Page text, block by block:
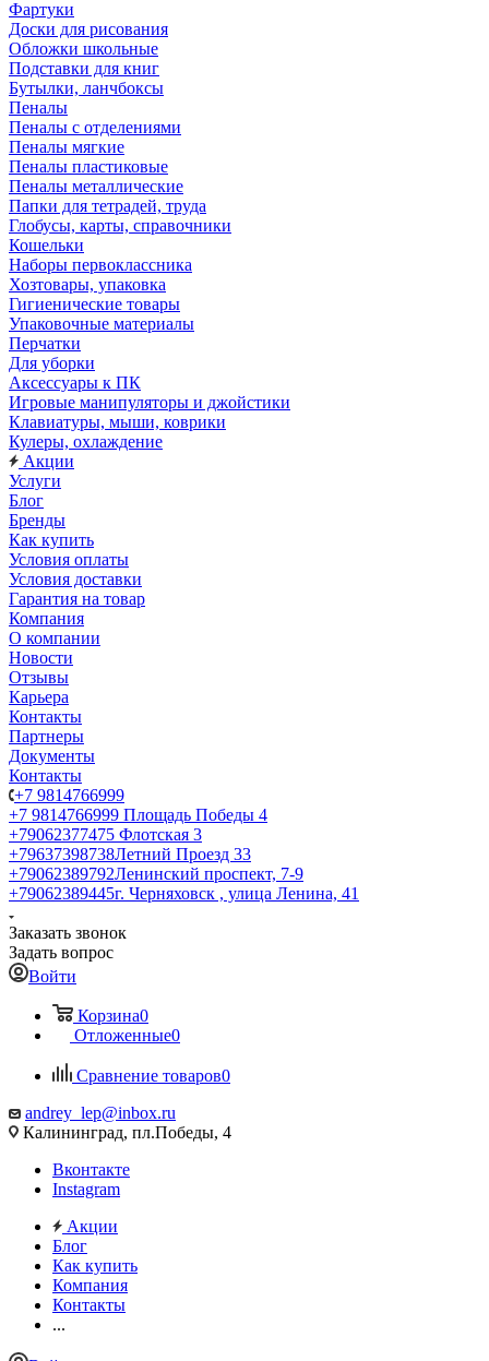
Фартуки
Доски для рисования
Обложки школьные
Подставки для книг
Бутылки, ланчбоксы
Пеналы
Пеналы с отделениями
Пеналы мягкие
Пеналы пластиковые
Пеналы металлические
Папки для тетрадей, труда
Глобусы, карты, справочники
Кошельки
Наборы первоклассника
Хозтовары, упаковка
Гигиенические товары
Упаковочные материалы
Перчатки
Для уборки
Аксессуары к ПК
Игровые манипуляторы и джойстики
Клавиатуры, мыши, коврики
Кулеры, охлаждение
Акции
Услуги
Блог
Бренды
Как купить
Условия оплаты
Условия доставки
Гарантия на товар
Компания
О компании
Новости
Отзывы
Карьера
Контакты
Партнеры
Документы
Контакты
+7 9814766999
+7 9814766999 Площадь Победы 4
+79062377475 Флотская 3
+79637398738Летний Проезд 33
+79062389792Ленинский проспект, 7-9
+79062389445г. Черняховск , улица Ленина, 41
Заказать звонок
Задать вопрос
Войти
Корзина0
Отложенные0
Сравнение товаров0
andrey_lep@inbox.ru
Калининград, пл.Победы, 4
Вконтакте
Instagram
Акции
Блог
Как купить
Компания
Контакты
...